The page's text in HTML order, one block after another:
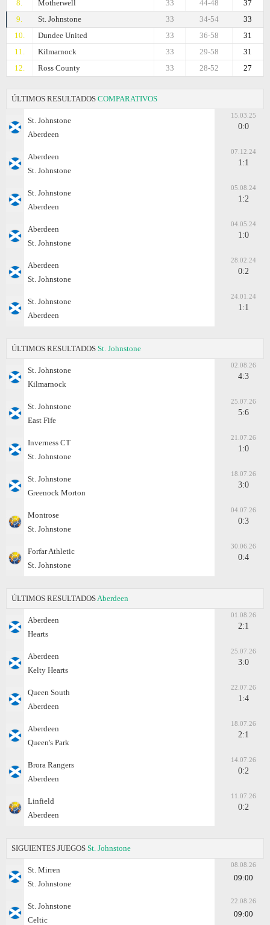
8. Motherwell 37
44-48
33
9.
St. Johnstone 33
34-54
33
10.
Dundee United 31
36-58
33
11.
Kilmarnock 31
29-58
33
12.
Ross County 27
28-52
33
ÚLTIMOS RESULTADOS COMPARATIVOS
St. Johnstone
Aberdeen
15.03.25
0:0
Aberdeen
St. Johnstone
07.12.24
1:1
St. Johnstone
Aberdeen
05.08.24
1:2
Aberdeen
St. Johnstone
04.05.24
1:0
Aberdeen
St. Johnstone
28.02.24
0:2
St. Johnstone
Aberdeen
24.01.24
1:1
ÚLTIMOS RESULTADOS St. Johnstone
St. Johnstone
Kilmarnock
02.08.26
4:3
St. Johnstone
East Fife
25.07.26
5:6
Inverness CT
St. Johnstone
21.07.26
1:0
St. Johnstone
Greenock Morton
18.07.26
3:0
Montrose
St. Johnstone
04.07.26
0:3
Forfar Athletic
St. Johnstone
30.06.26
0:4
ÚLTIMOS RESULTADOS Aberdeen
Aberdeen
Hearts
01.08.26
2:1
Aberdeen
Kelty Hearts
25.07.26
3:0
Queen South
Aberdeen
22.07.26
1:4
Aberdeen
Queen's Park
18.07.26
2:1
Brora Rangers
Aberdeen
14.07.26
0:2
Linfield
Aberdeen
11.07.26
0:2
SIGUIENTES JUEGOS St. Johnstone
St. Mirren
St. Johnstone
08.08.26
09:00
St. Johnstone
Celtic
22.08.26
09:00